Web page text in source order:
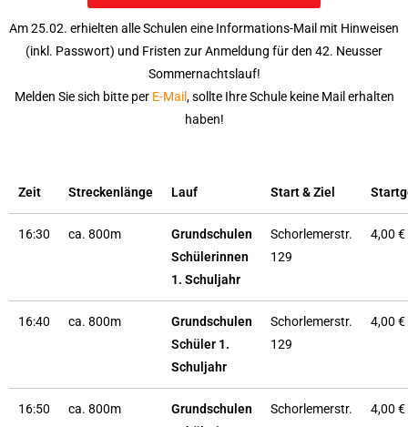
Am 25.02. erhielten alle Schulen eine Informations-Mail mit Hinweisen
(inkl. Passwort) und Fristen zur Anmeldung für den 42. Neusser
Sommernachtslauf!
Melden Sie sich bitte perE-Mail, sollte Ihre Schule keine Mail erhalten
haben!
Zeit Streckenlänge Lauf Start & Ziel
16:30 ca. 800m
Grundschulen
Schülerinnen
1. Schuljahr
Schorlemerstr.
129
4,00 €
16:40 ca. 800m
Grundschulen
Schüler 1.
Schuljahr
Schorlemerstr.
129
4,00 €
16:50 ca. 800m
Grundschulen
Schorlemerstr.
4,00 €